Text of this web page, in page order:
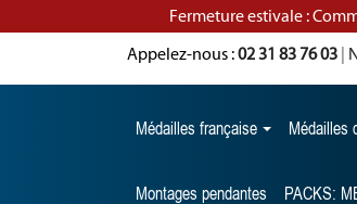
Fermeture estivale :
Appelez-nous :02 31 83 76 03 |
Médailles française Médailles
Montages pendantes PACKS: